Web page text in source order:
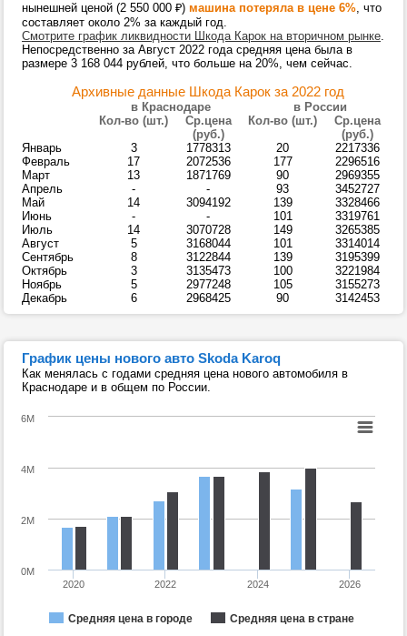
нынешней ценой (2 550 000 ₽) машина потеряла в цене 6%, что
составляет около 2% за каждый год.
Смотрите график ликвидности Шкода Карок на вторичном рынке.
Непосредственно за Август 2022 года средняя цена была в
размере 3 168 044 рублей, что больше на 20%, чем сейчас.
Архивные данные Шкода Карок за 2022 год
в Краснодаре
в России
Кол-во (шт.)
Ср.цена
(руб.)
Кол-во (шт.)
Ср.цена
(руб.)
Январь
3 1778313 20
2217336
Февраль
17 2072536 177
2296516
Март
13 1871769 90
2969355
Апрель
- - 93
3452727
Май
14 3094192 139
3328466
Июнь
- - 101
3319761
Июль
14 3070728 149
3265385
Август
5 3168044 101
3314014
Сентябрь
8 3122844 139
3195399
Октябрь
3 3135473 100
3221984
Ноябрь
5 2977248 105
3155273
Декабрь
6 2968425 90 3142453
График цены нового авто Skoda Karoq
Как менялась с годами средняя цена нового автомобиля в
Краснодаре и в общем по России.
Средняя цена в городе Средняя цена в стране
2020 2022 2024 2026
0M
2M
4M
6M